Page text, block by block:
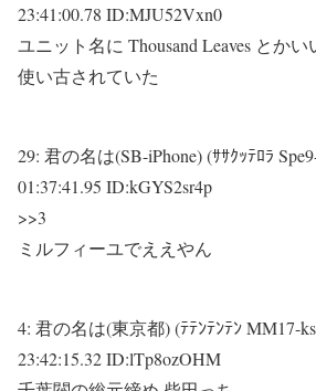
23:41:00.78 ID:MJU52Vxn0
ユニット名に Thousand Leaves とか
使い古されていた
29: 君の名は(SB-iPhone) (ｻｻｸｯﾃﾛﾗ
01:37:41.95 ID:kGYS2sr4p
>>3
ミルフィーユでええやん
4: 君の名は(東京都) (ﾃﾃﾝﾃﾝﾃﾝ MM17-
23:42:15.32 ID:lTp8ozOHM